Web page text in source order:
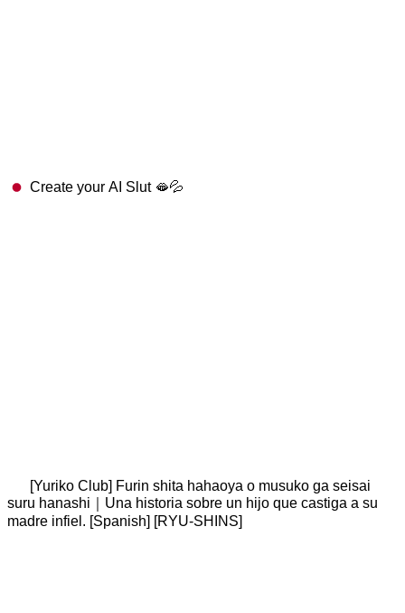
Create your AI Slut 🫦💦
[Yuriko Club] Furin shita hahaoya o musuko ga seisai
suru hanashi｜Una historia sobre un hijo que castiga a su
madre infiel. [Spanish] [RYU-SHINS]